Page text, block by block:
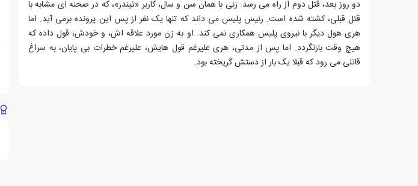
دو روز بعد، قتل دوم از راه می رسد: زنی با همان سن و سال، کاربر «تیندر»، که در صحنه ای مشابه با
قتل قبلی، کشته شده است. رئیس پلیس می داند که تنها یک نفر از پس این پرونده برمی آید. اما
هری هول دیگر با نیروی پلیس همکاری نمی کند. او به زن مورد علاقه اش، و خودش، قول داده که
هیچ وقت بازنگردد. اما پس از مدتی، هری علیرغم قول هایش، علیرغم خطرات بی پایان، به سراغ
قاتلی می رود که قبلا یک بار از دستش گریخته بود.